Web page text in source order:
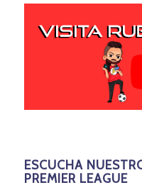
ESCUCHA
PREMIER LEAGUE